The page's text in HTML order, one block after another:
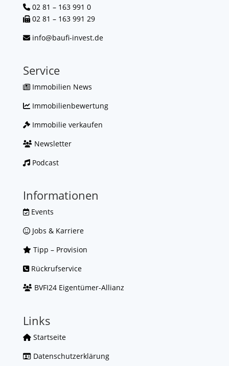
02 81 – 163 991 0
02 81 – 163 991 29
info@baufi-invest.de
Service
Immobilien News
Immobilienbewertung
Immobilie verkaufen
Newsletter
Podcast
Informationen
Events
Jobs & Karriere
Tipp – Provision
Rückrufservice
BVFI24 Eigentümer-Allianz
Links
Startseite
Datenschutzerklärung